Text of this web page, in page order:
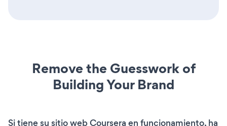
Remove the Guesswork of
Building Your Brand
Si tiene su sitio web Coursera en funcionamiento, ha